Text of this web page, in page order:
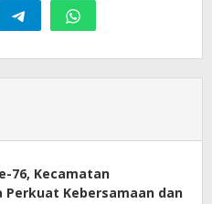
76, Kecamatan
Perkuat Kebersamaan dan